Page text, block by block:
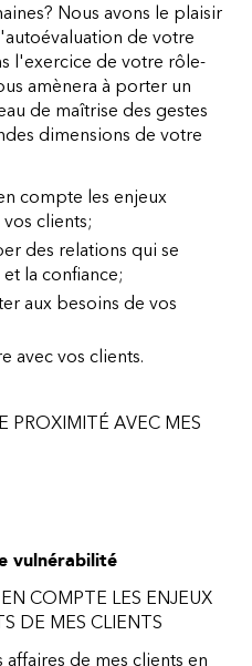
Nous avons le plaisir
de votre
l'exercice de votre rôle-
amènera à porter un
de maîtrise des gestes
dimensions de votre
compte les enjeux
clients;
des relations qui se
la confiance;
aux besoins de vos
avec vos clients.
PROXIMITÉ AVEC MES
vulnérabilité
COMPTE LES ENJEUX
DE MES CLIENTS
de mes clients en